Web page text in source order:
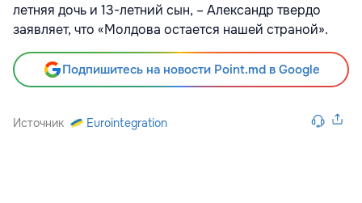
летняя дочь и 13-летний сын, – Александр твердо
заявляет, что «Молдова остается нашей страной».
Подпишитесь на новости Point.md в Google
Источник Eurointegration